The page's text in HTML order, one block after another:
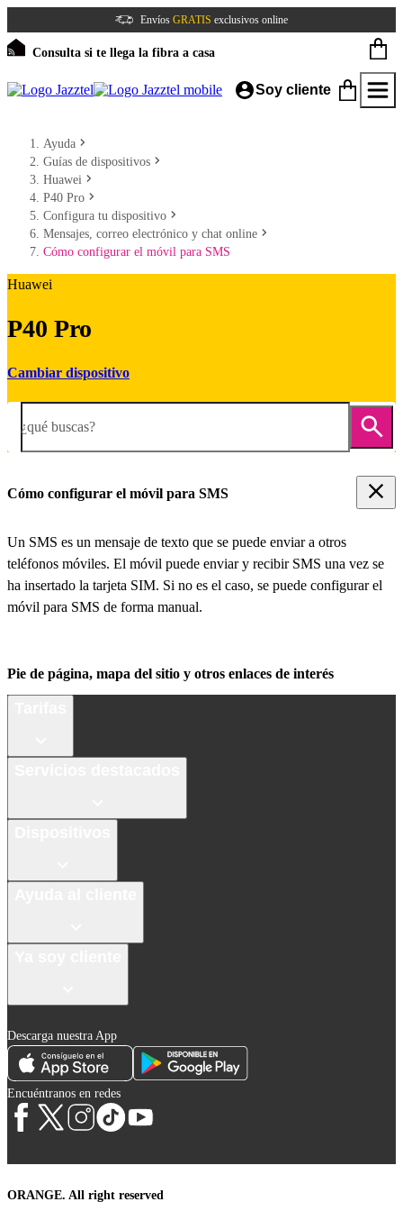
Envíos GRATIS exclusivos online
Consulta si te llega la fibra a casa
Soy cliente
Ayuda
Guías de dispositivos
Huawei
P40 Pro
Configura tu dispositivo
Mensajes, correo electrónico y chat online
Cómo configurar el móvil para SMS
Huawei
P40 Pro
Cambiar dispositivo
¿qué buscas?
Cómo configurar el móvil para SMS
Un SMS es un mensaje de texto que se puede enviar a otros
teléfonos móviles. El móvil puede enviar y recibir SMS una vez se
ha insertado la tarjeta SIM. Si no es el caso, se puede configurar el
móvil para SMS de forma manual.
Pie de página, mapa del sitio y otros enlaces de interés
Descarga nuestra App
Encuéntranos en redes
ORANGE. All right reserved